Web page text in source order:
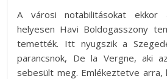
A városi notabilitásokat ekkor
helyesen Havi Boldogasszony
temették. Itt nyugszik a
parancsnok, De la Vergne, aki
sebesült meg. Emlékeztetve arra,